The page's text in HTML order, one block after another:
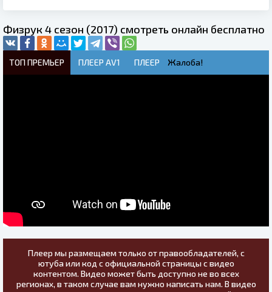
Физрук 4 сезон (2017) смотреть онлайн бесплатно
ТОП ПРЕМЬЕР ПЛЕЕР AV1 ПЛЕЕР Жалоба!
Плеер мы размещаем только от правообладателей, с
ютуба или код с официальной страницы с видео
контентом. Видео может быть доступно не во всех
регионах, в таком случае вам нужно написать нам. В видео